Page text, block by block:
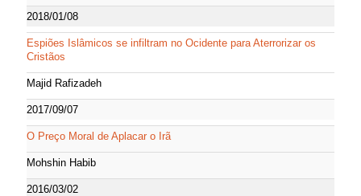
2018/01/08
Espiões Islâmicos se infiltram no Ocidente para Aterrorizar os
Cristãos
Majid Rafizadeh
2017/09/07
O Preço Moral de Aplacar o Irã
Mohshin Habib
2016/03/02